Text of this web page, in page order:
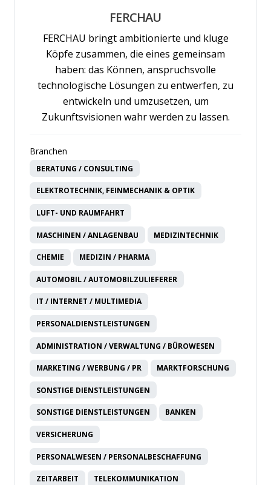
FERCHAU
FERCHAU bringt ambitionierte und kluge
Köpfe zusammen, die eines gemeinsam
haben: das Können, anspruchsvolle
technologische Lösungen zu entwerfen, zu
entwickeln und umzusetzen, um
Zukunftsvisionen wahr werden zu lassen.
Branchen
BERATUNG / CONSULTING
ELEKTROTECHNIK, FEINMECHANIK & OPTIK
LUFT- UND RAUMFAHRT
MASCHINEN / ANLAGENBAU MEDIZINTECHNIK
CHEMIE MEDIZIN / PHARMA
AUTOMOBIL / AUTOMOBILZULIEFERER
IT / INTERNET / MULTIMEDIA
PERSONALDIENSTLEISTUNGEN
ADMINISTRATION / VERWALTUNG / BÜROWESEN
MARKETING / WERBUNG / PR MARKTFORSCHUNG
SONSTIGE DIENSTLEISTUNGEN
SONSTIGE DIENSTLEISTUNGEN BANKEN
VERSICHERUNG
PERSONALWESEN / PERSONALBESCHAFFUNG
ZEITARBEIT TELEKOMMUNIKATION